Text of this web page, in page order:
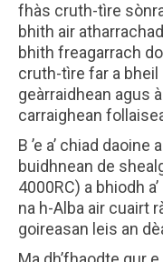
fhàs cruth-tìre
bhith air
bhith freagarrach
cruth-tìre far a bheil
geàrraidhean agus
carraighean
B ’e a’ chiad
buidhnean de
4000RC) a bhiodh
na h-Alba air cuairt
goireasan leis an